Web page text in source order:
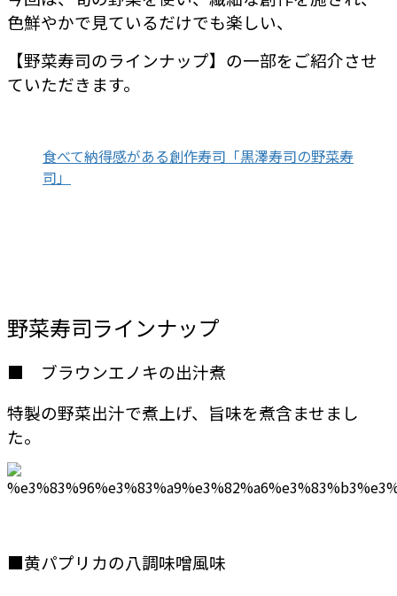
色鮮やかで見ているだけでも楽しい、
【野菜寿司のラインナップ】の一部をご紹介させ
ていただきます。
食べて納得感がある創作寿司「黒澤寿司の野菜寿
司」
野菜寿司ラインナップ
■ ブラウンエノキの出汁煮
特製の野菜出汁で煮上げ、旨味を煮含ませまし
た。
■黄パプリカの八調味噌風味